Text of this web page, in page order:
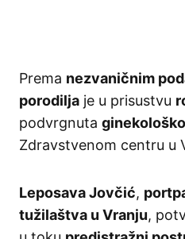
Prema nezvaničnim
porodilja je u prisustvu
podvrgnuta
Zdravstvenom centru u
Leposava Jovčić,
tužilaštva u Vranju,